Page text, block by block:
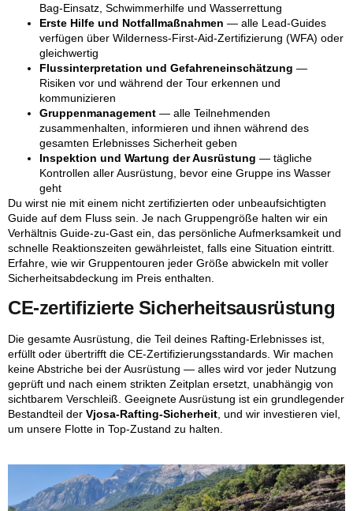
Bag-Einsatz, Schwimmerhilfe und Wasserrettung
Erste Hilfe und Notfallmaßnahmen — alle Lead-Guides
verfügen über Wilderness-First-Aid-Zertifizierung (WFA) oder
gleichwertig
Flussinterpretation und Gefahreneinschätzung —
Risiken vor und während der Tour erkennen und
kommunizieren
Gruppenmanagement — alle Teilnehmenden
zusammenhalten, informieren und ihnen während des
gesamten Erlebnisses Sicherheit geben
Inspektion und Wartung der Ausrüstung — tägliche
Kontrollen aller Ausrüstung, bevor eine Gruppe ins Wasser
geht
Du wirst nie mit einem nicht zertifizierten oder unbeaufsichtigten
Guide auf dem Fluss sein. Je nach Gruppengröße halten wir ein
Verhältnis Guide-zu-Gast ein, das persönliche Aufmerksamkeit und
schnelle Reaktionszeiten gewährleistet, falls eine Situation eintritt.
Erfahre, wie wir Gruppen­touren jeder Größe abwickeln mit voller
Sicherheitsabdeckung im Preis enthalten.
CE-zertifizierte Sicherheitsausrüstung
Die gesamte Ausrüstung, die Teil deines Rafting-Erlebnisses ist,
erfüllt oder übertrifft die CE-Zertifizierungsstandards. Wir machen
keine Abstriche bei der Ausrüstung — alles wird vor jeder Nutzung
geprüft und nach einem strikten Zeitplan ersetzt, unabhängig von
sichtbarem Verschleiß. Geeignete Ausrüstung ist ein grundlegender
Bestandteil der Vjosa-Rafting-Sicherheit, und wir investieren viel,
um unsere Flotte in Top-Zustand zu halten.